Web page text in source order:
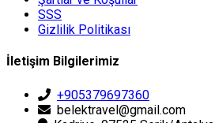
SSS
Gizlilik Politikası
İletişim Bilgilerimiz
+905379697360
belektravel@gmail.com